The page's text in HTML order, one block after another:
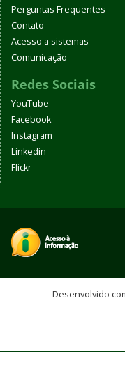
Perguntas Frequentes
Contato
Acesso a sistemas
Comunicação
Redes Sociais
YouTube
Facebook
Instagram
Linkedin
Flickr
Desenvolvido